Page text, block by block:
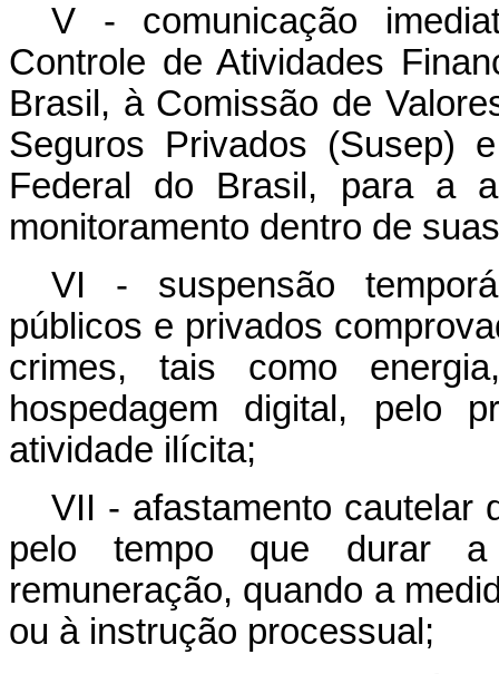
V - comunicação
Controle de Atividades
Brasil, à Comissão de
Seguros Privados (Susep)
Federal do Brasil, para a
monitoramento dentro de
VI - suspensão
públicos e privados
crimes, tais como
hospedagem digital, pelo
atividade ilícita;
VII - afastamento cautelar
pelo tempo que durar a
remuneração, quando a
ou à instrução processual;